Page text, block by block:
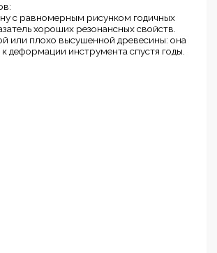
с равномерным рисунком годичных
хороших резонансных свойств.
или плохо высушенной древесины: она
деформации инструмента спустя годы.